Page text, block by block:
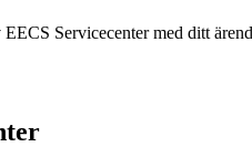
Servicecenter med ditt